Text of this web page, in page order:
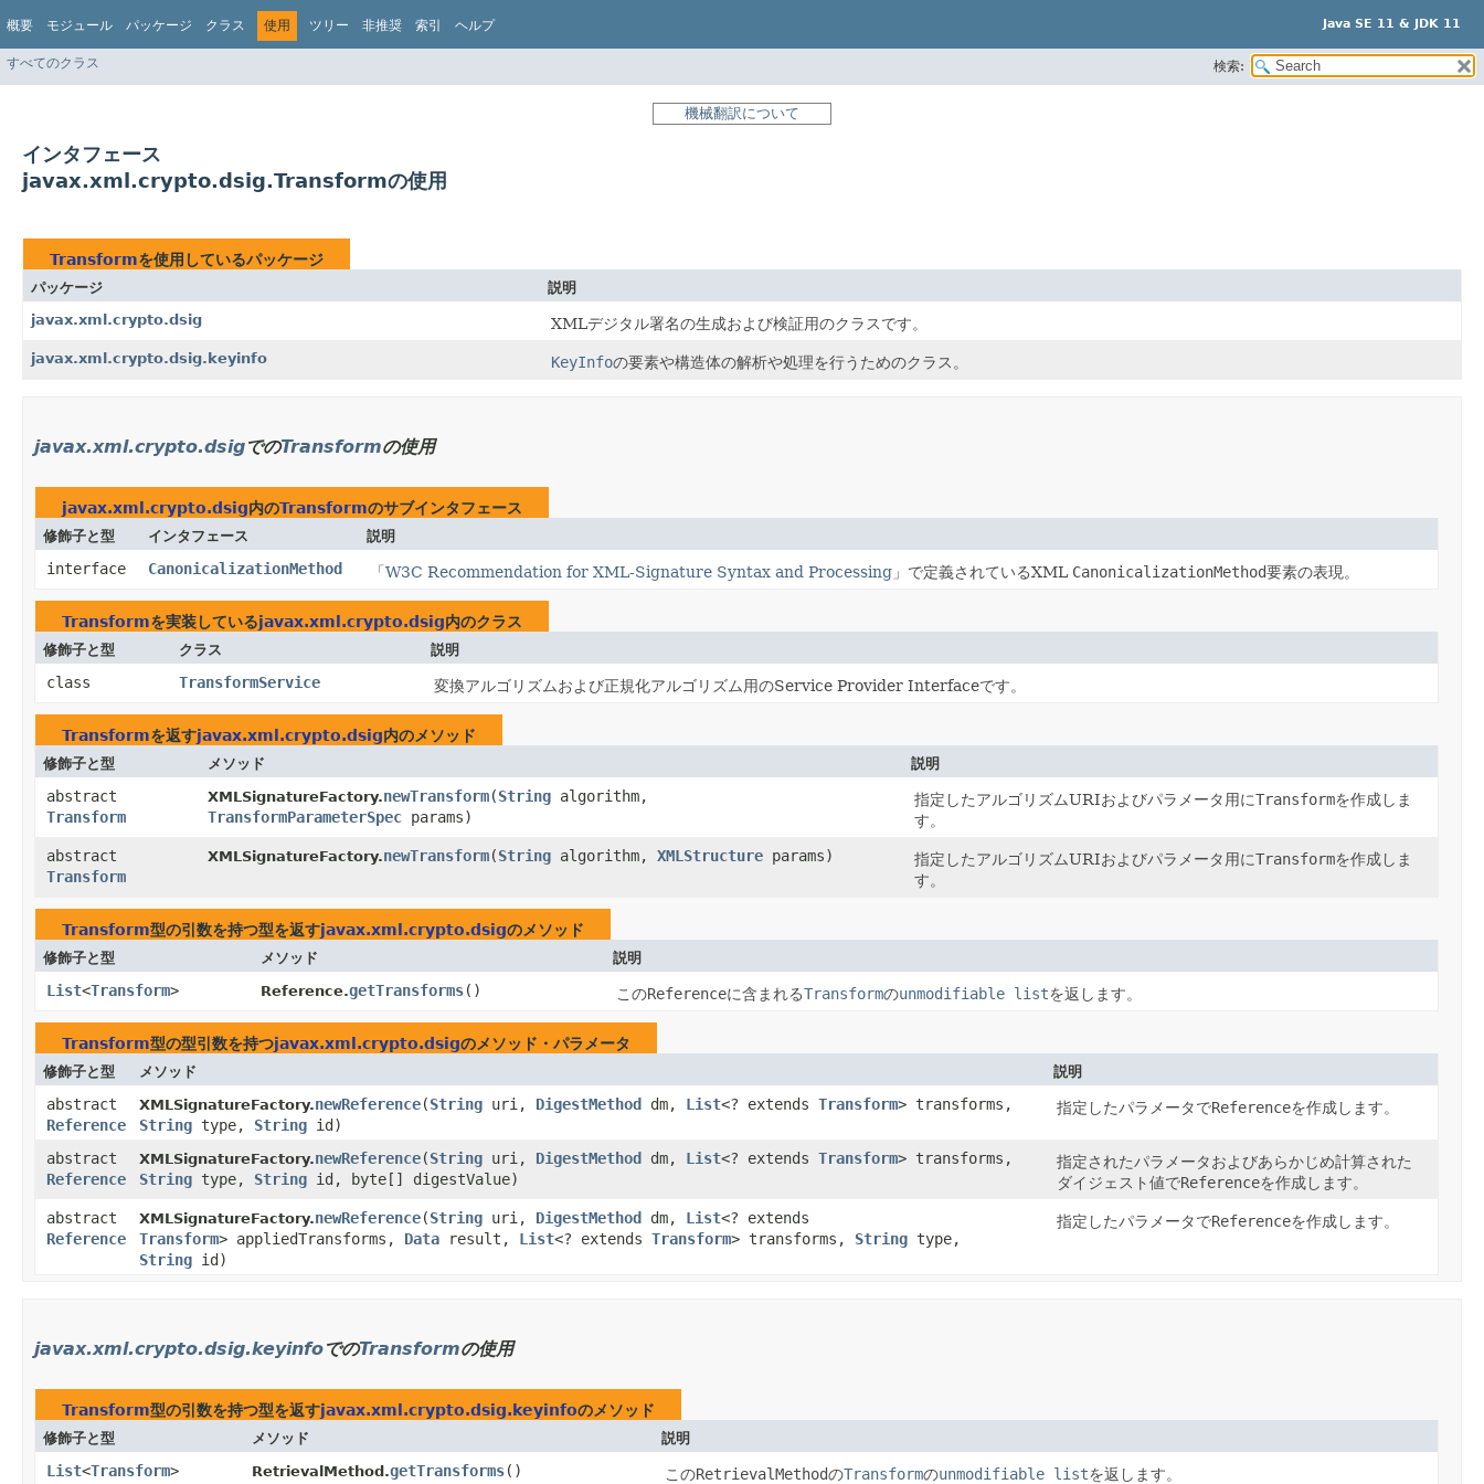
概要 モジュール パッケージ クラス 使用 ツリー 非推奨 索引 ヘルプ Java SE 11 & JDK 11
すべてのクラス 検索:
機械翻訳について
インタフェース
javax.xml.crypto.dsig.Transformの使用
Transformを使用しているパッケージ
パッケージ
説明
javax.xml.crypto.dsig
XMLデジタル署名の生成および検証用のクラスです。
javax.xml.crypto.dsig.keyinfo KeyInfoの要素や構造体の解析や処理を行うためのクラス。
javax.xml.crypto.dsigでのTransformの使用
javax.xml.crypto.dsig内のTransformのサブインタフェース
修飾子と型 インタフェース 説明
interface CanonicalizationMethod 「 W3C Recommendation for XML-Signature Syntax and Processing 」で定義されているXML CanonicalizationMethod要素の表現。
Transformを実装しているjavax.xml.crypto.dsig内のクラス
修飾子と型 クラス 説明
class TransformService 変換アルゴリズムおよび正規化アルゴリズム用のService Provider Interfaceです。
Transformを返すjavax.xml.crypto.dsig内のメソッド
修飾子と型 メソッド 説明
abstract
Transform
XMLSignatureFactory.newTransform​(String algorithm,
TransformParameterSpec params)
指定したアルゴリズムURIおよびパラメータ用にTransformを作成しま
す。
abstract
Transform
XMLSignatureFactory.newTransform​(String algorithm, XMLStructure params) 指定したアルゴリズムURIおよびパラメータ用にTransformを作成しま
す。
Transform型の引数を持つ型を返すjavax.xml.crypto.dsigのメソッド
修飾子と型 メソッド 説明
List<Transform> Reference.getTransforms() このReferenceに含まれるTransformのunmodifiable listを返します。
Transform型の型引数を持つjavax.xml.crypto.dsigのメソッド・パラメータ
修飾子と型 メソッド 説明
abstract
Reference
XMLSignatureFactory.newReference​(String uri, DigestMethod dm, List<? extends Transform> transforms,
String type, String id)
指定したパラメータでReferenceを作成します。
abstract
Reference
XMLSignatureFactory.newReference​(String uri, DigestMethod dm, List<? extends Transform> transforms,
String type, String id, byte[] digestValue)
指定されたパラメータおよびあらかじめ計算された
ダイジェスト値でReferenceを作成します。
abstract
Reference
XMLSignatureFactory.newReference​(String uri, DigestMethod dm, List<? extends
Transform> appliedTransforms, Data result, List<? extends Transform> transforms, String type,
String id)
指定したパラメータでReferenceを作成します。
javax.xml.crypto.dsig.keyinfoでのTransformの使用
Transform型の引数を持つ型を返すjavax.xml.crypto.dsig.keyinfoのメソッド
修飾子と型 メソッド 説明
List<Transform> RetrievalMethod.getTransforms() このRetrievalMethodのTransformのunmodifiable listを返します。